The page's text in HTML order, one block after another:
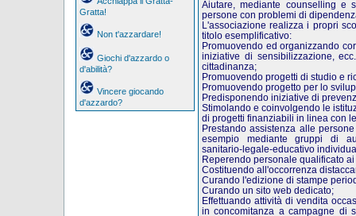
Gratta!
Non t'azzardare!
Giochi d'azzardo o
d'abilità?
Vincere giocando
d'azzardo?
Aiutare, mediante counselling e
persone con problemi di
L'associazione realizza i propri
titolo esemplificativo:
Promuovendo ed organizzando
iniziative di sensibilizzazione,
cittadinanza;
Promuovendo progetti di studio e
Promuovendo progetto per lo
Predisponendo iniziative di
Stimolando e coinvolgendo le
di progetti finanziabili in linea con
Prestando assistenza alle
esempio mediante gruppi di
sanitario-legale-educativo
Reperendo personale qualificato
Costituendo all'occorrenza
Curando l'edizione di stampe
Curando un sito web dedicato;
Effettuando attività di vendita
in concomitanza a campagne di